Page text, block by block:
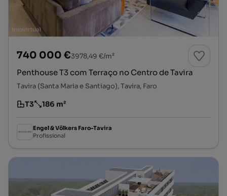
740 000 €3978,49 €/m²
Penthouse T3 com Terraço no Centro de Tavira
Tavira (Santa Maria e Santiago), Tavira, Faro
Tipologia
T3
Preço por metro quadrado
186 m²
Engel & Völkers Faro-Tavira
Profissional